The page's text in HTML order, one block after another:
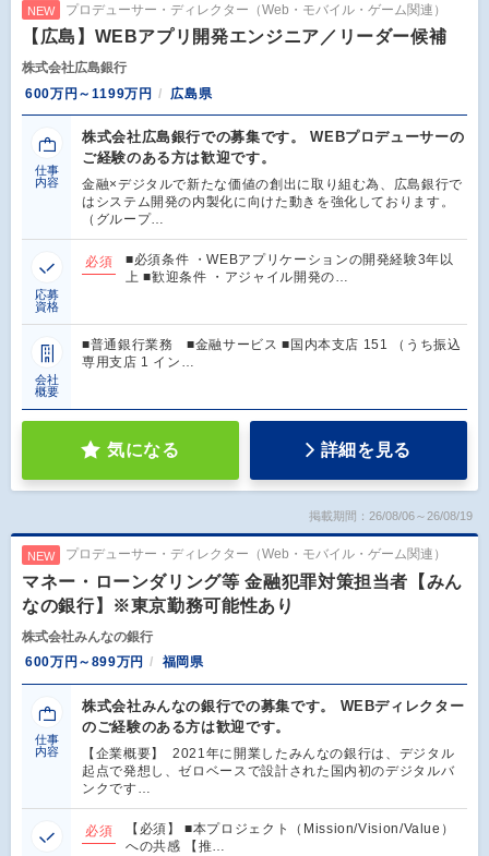
NEW プロデューサー・ディレクター（Web・モバイル・ゲーム関連）
【広島】WEBアプリ開発エンジニア／リーダー候補
株式会社広島銀行
600万円～1199万円
広島県
仕事
内容
株式会社広島銀行での募集です。 WEBプロデューサーの
ご経験のある方は歓迎です。
金融×デジタルで新たな価値の創出に取り組む為、広島銀行で
はシステム開発の内製化に向けた動きを強化しております。
（グループ…
応募
資格
必須
■必須条件 ・WEBアプリケーションの開発経験3年以
上 ■歓迎条件 ・アジャイル開発の…
会社
概要
■普通銀行業務 ■金融サービス ■国内本支店 151 （うち振込
専用支店 1 イン…
気になる 詳細を見る
掲載期間：26/08/06～26/08/19
NEW プロデューサー・ディレクター（Web・モバイル・ゲーム関連）
マネー・ローンダリング等 金融犯罪対策担当者【みん
なの銀行】※東京勤務可能性あり
株式会社みんなの銀行
600万円～899万円
福岡県
仕事
内容
株式会社みんなの銀行での募集です。 WEBディレクター
のご経験のある方は歓迎です。
【企業概要】 2021年に開業したみんなの銀行は、デジタル
起点で発想し、ゼロベースで設計された国内初のデジタルバ
ンクです…
必須
【必須】 ■本プロジェクト（Mission/Vision/Value）
への共感 【推…